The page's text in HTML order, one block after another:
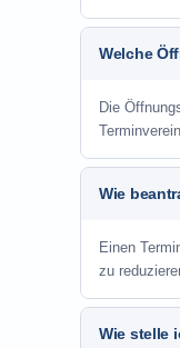
Welche
Die
Wie
Einen
zu
Wie stelle